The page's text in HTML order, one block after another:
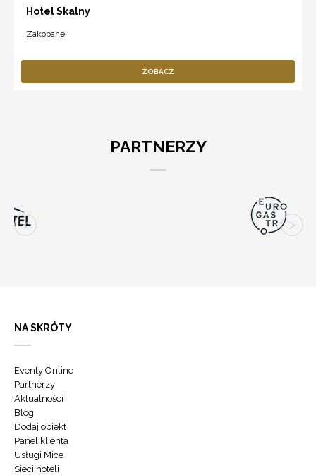
Hotel Skalny
Zakopane
ZOBACZ
PARTNERZY
NA SKRÓTY
Eventy Online
Partnerzy
Aktualności
Blog
Dodaj obiekt
Panel klienta
Usługi Mice
Sieci hoteli